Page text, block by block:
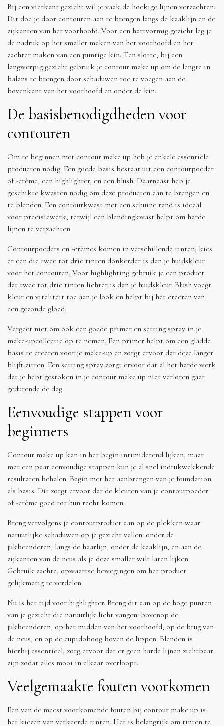
Bij een vierkant gezicht wil je vaak de hoekige lijnen verzachten.
Dit doe je door contouren aan te brengen langs de kaaklijn en de
zijkanten van het voorhoofd. Voor een hartvormig gezicht leg je
de nadruk op het smaller maken van het voorhoofd en het
zachter maken van een puntige kin. Ten slotte, bij een
langwerpig gezicht gebruik je contour make up om de lengte in
balans te brengen door schaduwen toe te voegen aan de
bovenkant van het voorhoofd en onder de kin.
De basisbenodigdheden voor
contouren
Om te beginnen met contour make up heb je enkele essentiële
producten nodig. Een goede basis bestaat uit een contourpoeder
of -crème, een highlighter, en een blush. Daarnaast heb je
geschikte kwasten nodig om deze producten aan te brengen en
te blenden. Een contourkwast met een schuine rand is ideaal
voor precisiewerk, terwijl een blendingkwast helpt om harde
lijnen te verzachten.
Contourpoeders en -crèmes komen in verschillende tinten; kies
er een die twee tot drie tinten donkerder is dan je huidskleur
voor het contouren. Voor highlighting gebruik je een product
dat twee tot drie tinten lichter is dan je huidskleur. Blush voegt
kleur en vitaliteit toe aan je look en helpt bij het creëren van
een gezonde gloed.
Vergeet niet om ook een goede primer en setting spray in je
make-upcollectie op te nemen. Een primer helpt om een gladde
basis te creëren voor je make-up en zorgt ervoor dat deze langer
blijft zitten. Een setting spray zorgt ervoor dat al het harde werk
dat je hebt gestoken in je contour make up niet verloren gaat
gedurende de dag.
Eenvoudige stappen voor
beginners
Contour make up kan in het begin intimiderend lijken, maar
met een paar eenvoudige stappen kun je al snel indrukwekkende
resultaten behalen. Begin met het aanbrengen van je foundation
als basis. Dit zorgt ervoor dat de kleuren van je contourpoeder
of -crème goed tot hun recht komen.
Breng vervolgens je contourproduct aan op de plekken waar
natuurlijke schaduwen op je gezicht vallen: onder de
jukbeenderen, langs de haarlijn, onder de kaaklijn, en aan de
zijkanten van de neus als je deze smaller wilt laten lijken.
Gebruik zachte, opwaartse bewegingen om het product
gelijkmatig te verdelen.
Nu is het tijd voor highlighter. Breng dit aan op de hoge punten
van je gezicht die natuurlijk licht vangen: bovenop de
jukbeenderen, op het midden van het voorhoofd, op de brug van
de neus, en op de cupidoboog boven de lippen. Blenden is
hierbij essentieel; zorg ervoor dat er geen harde lijnen zichtbaar
zijn zodat alles mooi in elkaar overloopt.
Veelgemaakte fouten voorkomen
Een van de meest voorkomende fouten bij contour make up is
het kiezen van verkeerde tinten. Het is belangrijk om tinten te